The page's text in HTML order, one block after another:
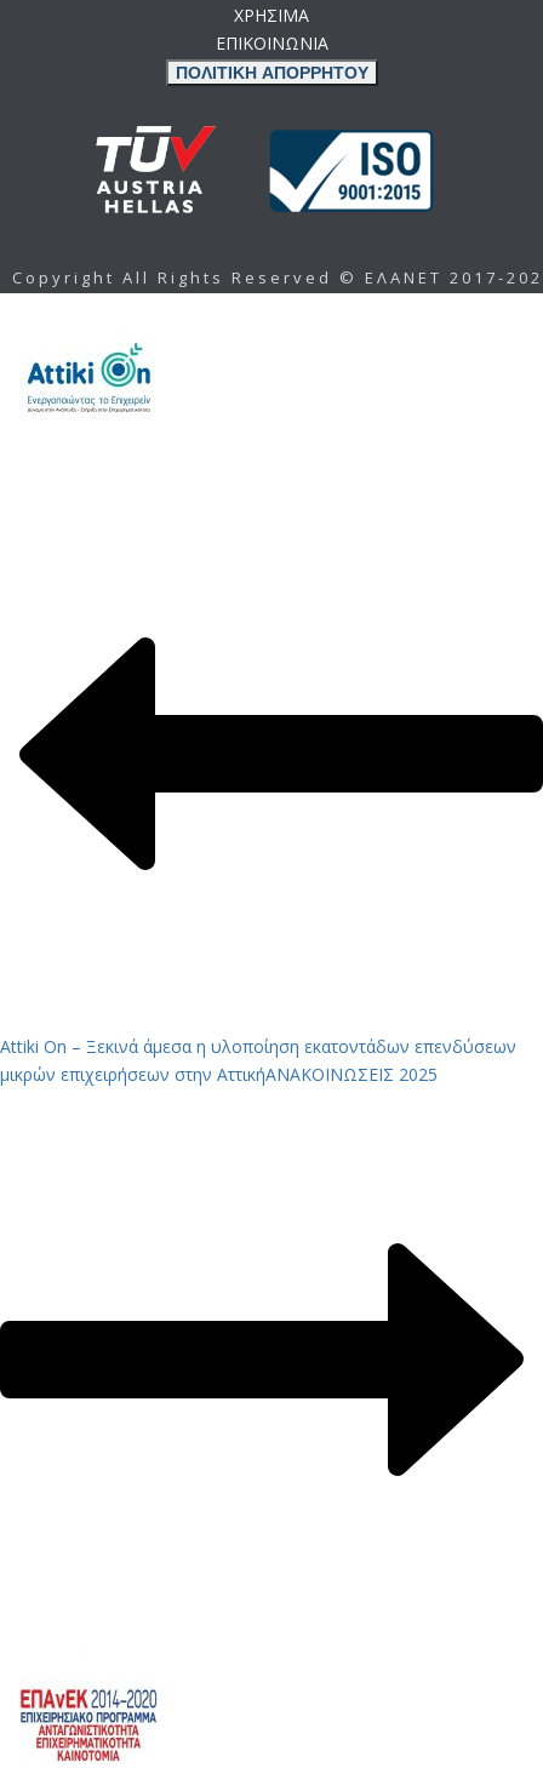
ΧΡΗΣΙΜΑ
ΕΠΙΚΟΙΝΩΝΙΑ
ΠΟΛΙΤΙΚΗ ΑΠΟΡΡΗΤΟΥ
Copyright All Rights Reserved © ΕΛΑΝΕΤ 2017-
Attiki On – Ξεκινά άμεσα η υλοποίηση εκατοντάδων επενδύσεων
μικρών επιχειρήσεων στην ΑττικήΑΝΑΚΟΙΝΩΣΕΙΣ 2025